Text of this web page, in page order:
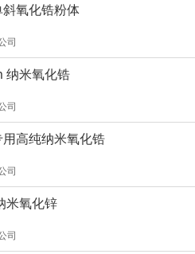
氧化锆粉体
司
纳米氧化锆
司
高纯纳米氧化锆
司
米氧化锌
司